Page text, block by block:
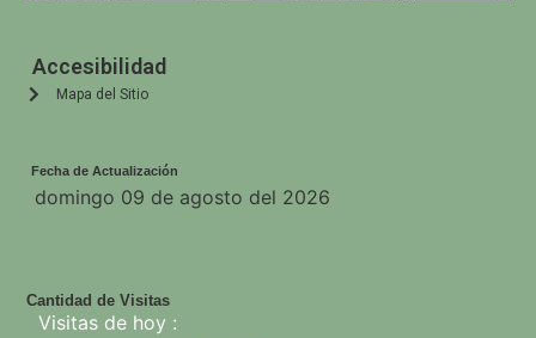
Accesibilidad
Mapa del Sitio
Fecha de Actualización
Cantidad de Visitas
Visitas de hoy :
domingo 09 de agosto del 2026